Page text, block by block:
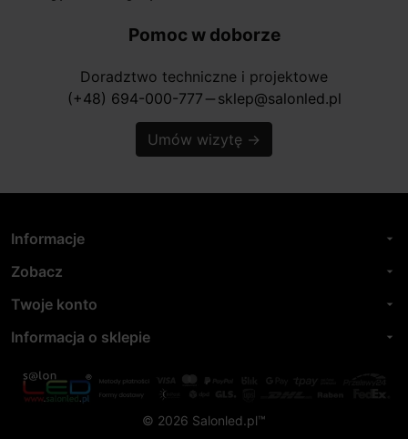
Pomoc w doborze
Doradztwo techniczne i projektowe
(+48) 694-000-777 horizontal_rule sklep@salonled.pl
Umów wizytę →
Informacje arrow_drop_down
Zobacz arrow_drop_down
Twoje konto arrow_drop_down
Informacja o sklepie arrow_drop_down
© 2026 Salonled.pl™